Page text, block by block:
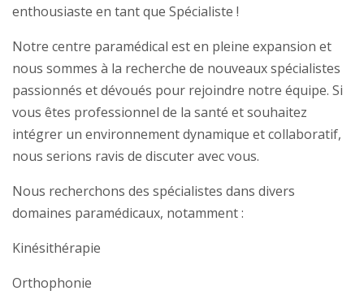
enthousiaste en tant que Spécialiste !
Notre centre paramédical est en pleine expansion et
nous sommes à la recherche de nouveaux spécialistes
passionnés et dévoués pour rejoindre notre équipe. Si
vous êtes professionnel de la santé et souhaitez
intégrer un environnement dynamique et collaboratif,
nous serions ravis de discuter avec vous.
Nous recherchons des spécialistes dans divers
domaines paramédicaux, notamment :
Kinésithérapie
Orthophonie